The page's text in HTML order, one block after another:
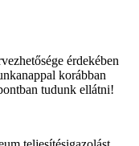
érdekében
korábban
tudunk ellátni!